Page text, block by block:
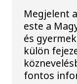
Megjelent
este a
és
külön
fontos